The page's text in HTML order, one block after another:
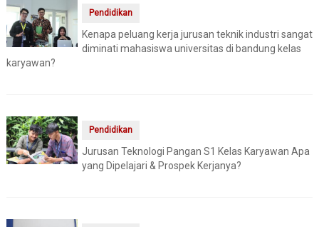
Pendidikan
Kenapa peluang kerja jurusan teknik industri sangat
diminati mahasiswa universitas di bandung kelas
karyawan?
Pendidikan
Jurusan Teknologi Pangan S1 Kelas Karyawan Apa
yang Dipelajari & Prospek Kerjanya?